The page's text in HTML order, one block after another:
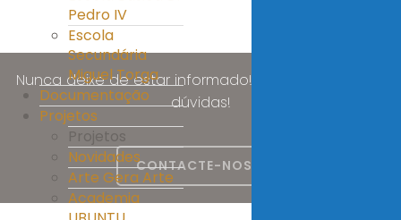
Pedro IV
Escola
Secundária
Miguel Torga
Documentação
Projetos
Projetos
Novidades
Arte Gera Arte
Academia
Nunca deixe de estar informado! Esclareça as suas
dúvidas!
CONTACTE-NOS